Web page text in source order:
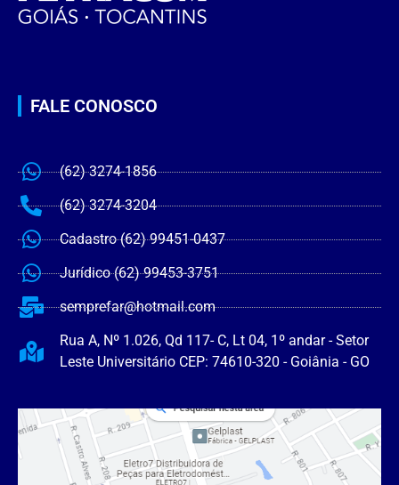
FALE CONOSCO
(62) 3274-1856
(62) 3274-3204
Cadastro (62) 99451-0437
Jurídico (62) 99453-3751
semprefar@hotmail.com
Rua A, Nº 1.026, Qd 117- C, Lt 04, 1º andar - Setor
Leste Universitário CEP: 74610-320 - Goiânia - GO